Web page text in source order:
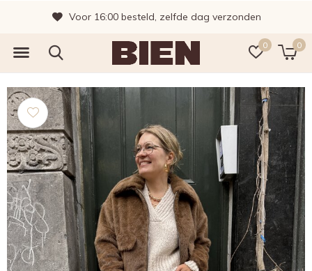
0 0
Voor 16:00 besteld, zelfde dag verzonden